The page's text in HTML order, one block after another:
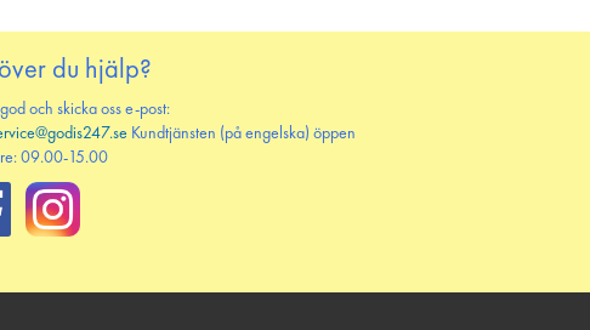
du hjälp?
och skicka oss e-post:
Kundtjänsten (på engelska) öppen
09.00-15.00